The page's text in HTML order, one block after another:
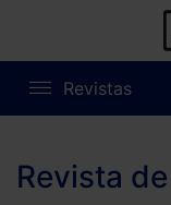
Revistas
Revista